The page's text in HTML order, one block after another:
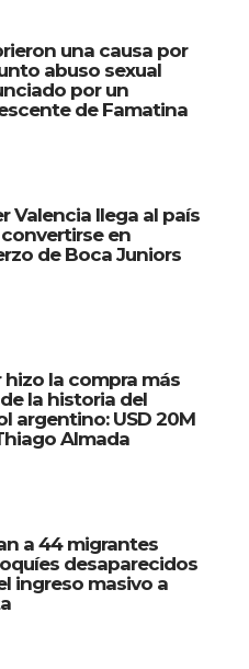
una causa por
abuso sexual
por un
de Famatina
Valencia llega al país
en
de Boca Juniors
hizo la compra más
la historia del
argentino: USD 20M
Almada
a 44 migrantes
desaparecidos
ingreso masivo a